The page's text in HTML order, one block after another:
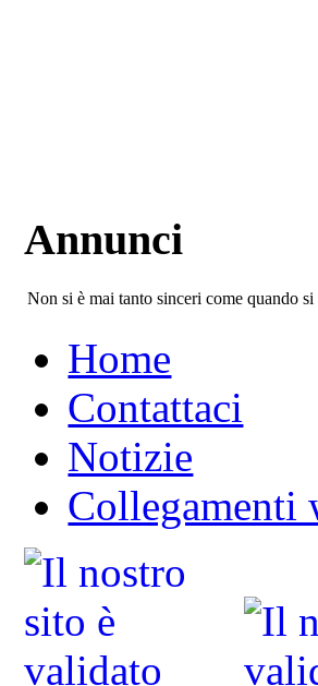
Annunci
Non si è mai tanto sinceri come quando
Home
Contattaci
Notizie
Collegamenti